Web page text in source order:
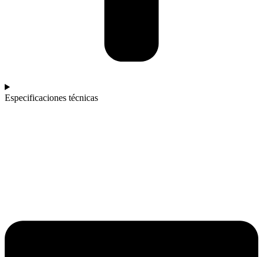
Especificaciones técnicas